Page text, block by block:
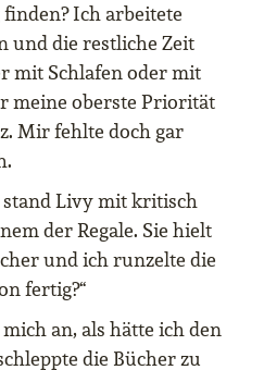
Ich arbeitete
und die restliche Zeit
mit Schlafen oder mit
meine oberste Priorität
Mir fehlte doch gar
Livy mit kritisch
der Regale. Sie hielt
und ich runzelte die
fertig?“
an, als hätte ich den
die Bücher zu